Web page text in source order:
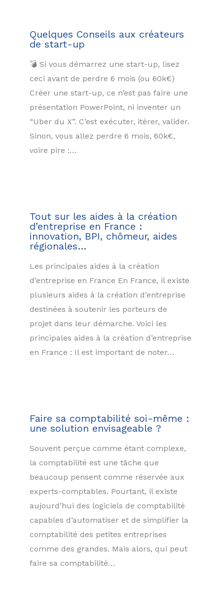
Quelques Conseils aux créateurs
de start-up
💣 Si vous démarrez une start-up, lisez
ceci avant de perdre 6 mois (ou 60k€)
Créer une start-up, ce n’est pas faire une
présentation PowerPoint, ni inventer un
“Uber du X”. C’est exécuter, itérer, valider.
Sinon, vous allez perdre 6 mois, 60k€,
voire pire :…
Tout sur les aides à la création
d’entreprise en France :
innovation, BPI, chômeur, aides
régionales…
Les principales aides à la création
d’entreprise en France En France, il existe
plusieurs aides à la création d’entreprise
destinées à soutenir les porteurs de
projet dans leur démarche. Voici les
principales aides à la création d’entreprise
en France : Il est important de noter…
Faire sa comptabilité soi-même :
une solution envisageable ?
Souvent perçue comme étant complexe,
la comptabilité est une tâche que
beaucoup pensent comme réservée aux
experts-comptables. Pourtant, il existe
aujourd’hui des logiciels de comptabilité
capables d’automatiser et de simplifier la
comptabilité des petites entreprises
comme des grandes. Mais alors, qui peut
faire sa comptabilité…